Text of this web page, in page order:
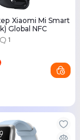
Xiaomi Mi Smart
Global NFC
1